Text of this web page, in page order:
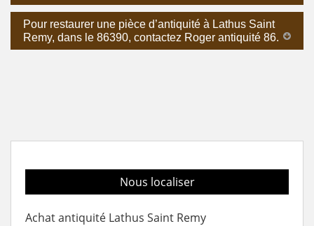
Pour restaurer une pièce d’antiquité à Lathus Saint
Remy, dans le 86390, contactez Roger antiquité 86.
Nous localiser
Achat antiquité Lathus Saint Remy